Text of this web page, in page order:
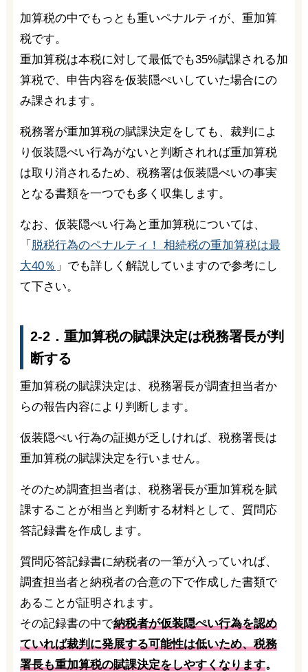
加算税の中でもっとも重いペナルティが、重加算
税です。
重加算税は本税に対して最低でも35%賦課される加
算税で、申告内容を仮装隠ぺいしていた場合にの
み課されます。
税務署が重加算税の賦課決定をしても、裁判によ
り仮装隠ぺい行為がないと判断されれば重加算税
は取り消されるため、税務署は仮装隠ぺいの事実
となる書類を一つでも多く収集します。
なお、仮装隠ぺい行為と重加算税については、
「 脱税行為のペナルティ！ 相続税の重加算税は最
大40％ 」でも詳しく解説していますので参考にし
て下さい。
2-2．重加算税の賦課決定は税務署長が判
断する
重加算税の賦課決定は、税務署長が調査担当者か
らの報告内容により判断します。
仮装隠ぺい行為の証拠が乏しければ、税務署長は
重加算税の賦課決定を行いません。
そのため調査担当者は、税務署長が重加算税を賦
課することが相当と判断する材料として、質問応
答記録書を作成します。
質問応答記録書に納税者の一筆が入っていれば、
調査担当者と納税者の合意の下で作成した書類で
あることが証明されます。
その記録書の中で納税者が仮装隠ぺい行為を認め
ていれば裁判に発展する可能性は低いため、税務
署長も重加算税の賦課決定をしやすくなります。